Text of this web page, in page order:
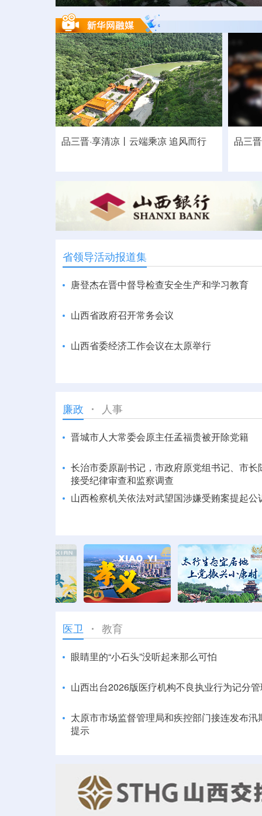
品三晋·享清凉丨云端乘凉 追风而行 品三
省领导活动报道集
唐登杰在晋中督导检查安全生产和学习教育
山西省政府召开常务会议
山西省委经济工作会议在太原举行
廉政 人事
晋城市人大常委会原主任孟福贵被开除党籍
长治市委原副书记，市政府原党组书记、市长
接受纪律审查和监察调查
山西检察机关依法对武望国涉嫌受贿案提起公
医卫 教育
眼睛里的“小石头”没听起来那么可怕
山西出台2026版医疗机构不良执业行为记分
太原市市场监督管理局和疾控部门接连发布汛
提示